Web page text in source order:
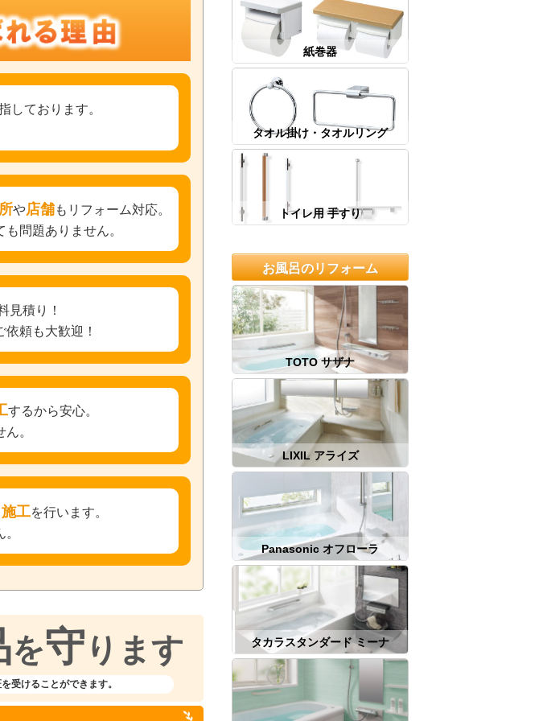
しております。
や店舗もリフォーム対応。
問題ありません。
見積り！
頼も大歓迎！
するから安心。
。
工を行います。
を守 ります
受けることができます。
紙巻器
タオル掛け・タオルリング
トイレ用 手すり
お風呂のリフォーム
TOTO サザナ
LIXIL アライズ
Panasonic オフローラ
タカラスタンダード ミーナ